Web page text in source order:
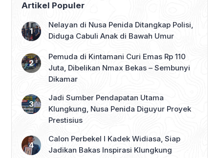
2026” di Aula Jalaga Dharma
(6/3/2026). Pertemuan […]
Artikel Populer
Nelayan di Nusa Penida Ditangkap Polisi,
Diduga Cabuli Anak di Bawah Umur
Pemuda di Kintamani Curi Emas Rp 110
Juta, Dibelikan Nmax Bekas – Sembunyi
Dikamar
Jadi Sumber Pendapatan Utama
Klungkung, Nusa Penida Diguyur Proyek
Prestisius
Calon Perbekel I Kadek Widiasa, Siap
Jadikan Bakas Inspirasi Klungkung